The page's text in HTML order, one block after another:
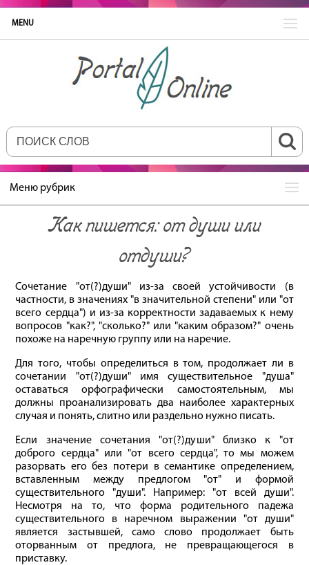
MENU
Меню рубрик
Как пишется: от души или
отдуши?
Сочетание "от(?)души" из-за своей устойчивости (в
частности, в значениях "в значительной степени" или "от
всего сердца") и из-за корректности задаваемых к нему
вопросов "как?", "сколько?" или "каким образом?" очень
похоже на наречную группу или на наречие.
Для того, чтобы определиться в том, продолжает ли в
сочетании "от(?)души" имя существительное "душа"
оставаться орфографически самостоятельным, мы
должны проанализировать два наиболее характерных
случая и понять, слитно или раздельно нужно писать.
Если значение сочетания "от(?)души" близко к "от
доброго сердца" или "от всего сердца", то мы можем
разорвать его без потери в семантике определением,
вставленным между предлогом "от" и формой
существительного "души". Например: "от всей души".
Несмотря на то, что форма родительного падежа
существительного в наречном выражении "от души"
является застывшей, само слово продолжает быть
оторванным от предлога, не превращающегося в
приставку.